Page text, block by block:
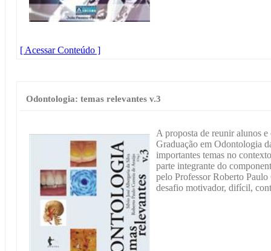
[ Acessar Conteúdo ]
Odontologia: temas relevantes v.3
A proposta de reunir alunos
Graduação em Odontologia
importantes temas no
parte integrante do
pelo Professor Roberto
desafio motivador, difícil,